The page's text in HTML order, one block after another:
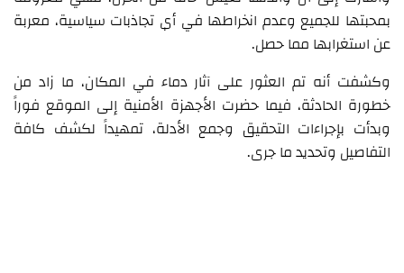
بمحبتها للجميع وعدم انخراطها في أي تجاذبات سياسية، معربة
عن استغرابها مما حصل.
وكشفت أنه تم العثور على آثار دماء في المكان، ما زاد من
خطورة الحادثة، فيما حضرت الأجهزة الأمنية إلى الموقع فوراً
وبدأت بإجراءات التحقيق وجمع الأدلة، تمهيداً لكشف كافة
التفاصيل وتحديد ما جرى.